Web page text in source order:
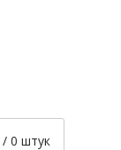
/ 0 штук